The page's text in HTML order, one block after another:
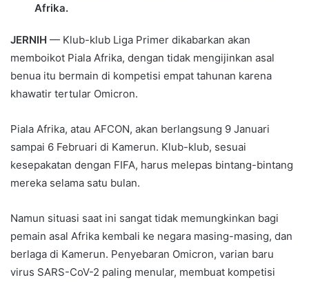
Afrika.
JERNIH — Klub-klub Liga Primer dikabarkan akan
memboikot Piala Afrika, dengan tidak mengijinkan asal
benua itu bermain di kompetisi empat tahunan karena
khawatir tertular Omicron.
Piala Afrika, atau AFCON, akan berlangsung 9 Januari
sampai 6 Februari di Kamerun. Klub-klub, sesuai
kesepakatan dengan FIFA, harus melepas bintang-bintang
mereka selama satu bulan.
Namun situasi saat ini sangat tidak memungkinkan bagi
pemain asal Afrika kembali ke negara masing-masing, dan
berlaga di Kamerun. Penyebaran Omicron, varian baru
virus SARS-CoV-2 paling menular, membuat kompetisi